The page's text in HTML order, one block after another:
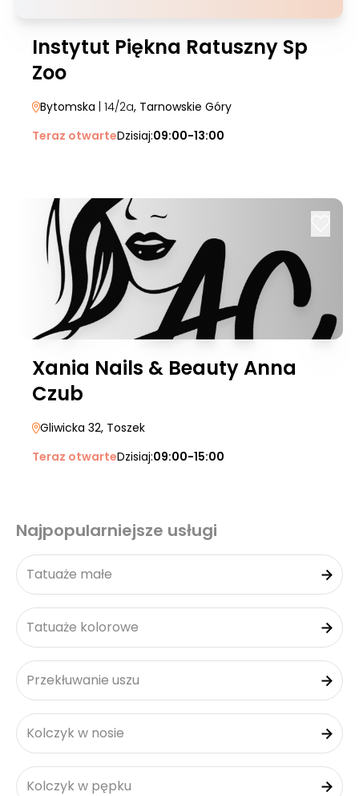
Instytut Piękna Ratuszny Sp
Zoo
Bytomska | 14/2a, Tarnowskie Góry
Teraz otwarteDzisiaj:09:00-13:00
Xania Nails & Beauty Anna
Czub
Gliwicka 32, Toszek
Teraz otwarteDzisiaj:09:00-15:00
Najpopularniejsze usługi
Tatuaże małe
Tatuaże kolorowe
Przekłuwanie uszu
Kolczyk w nosie
Kolczyk w pępku